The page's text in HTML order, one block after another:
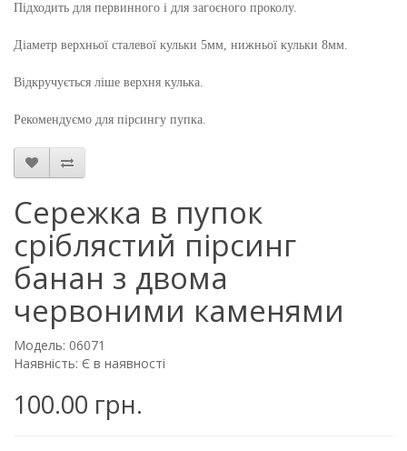
Підходить для первинного і для загоєного проколу.
Діаметр верхньої сталевої кульки 5мм, нижньої кульки 8мм.
Відкручується ліше верхня кулька.
Рекомендуємо для пірсингу пупка.
Сережка в пупок
сріблястий пірсинг
банан з двома
червоними каменями
Модель: 06071
Наявність: Є в наявності
100.00 грн.